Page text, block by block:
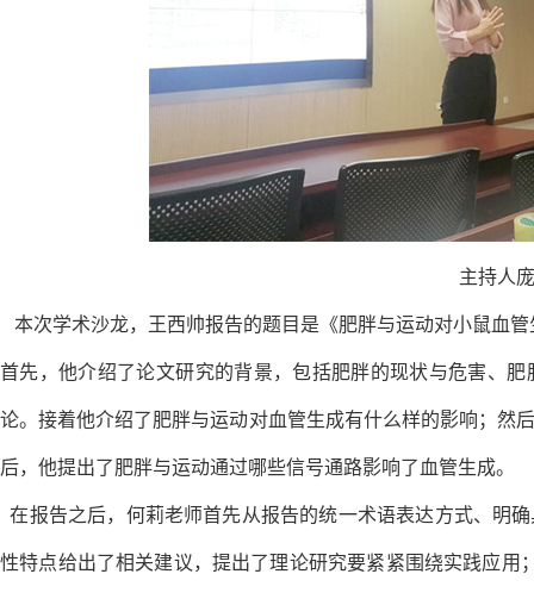
主持人
本次学术沙龙，王西帅报告的题目是《肥胖与运动对小鼠血
首先，他介绍了论文研究的背景，包括肥胖的现状与危害、
论。接着他介绍了肥胖与运动对血管生成有什么样的影响；然
后，他提出了肥胖与运动通过哪些信号通路影响了血管生成。
在报告之后，何莉老师首先从报告的统一术语表达方式、明
性特点给出了相关建议，提出了理论研究要紧紧围绕实践应